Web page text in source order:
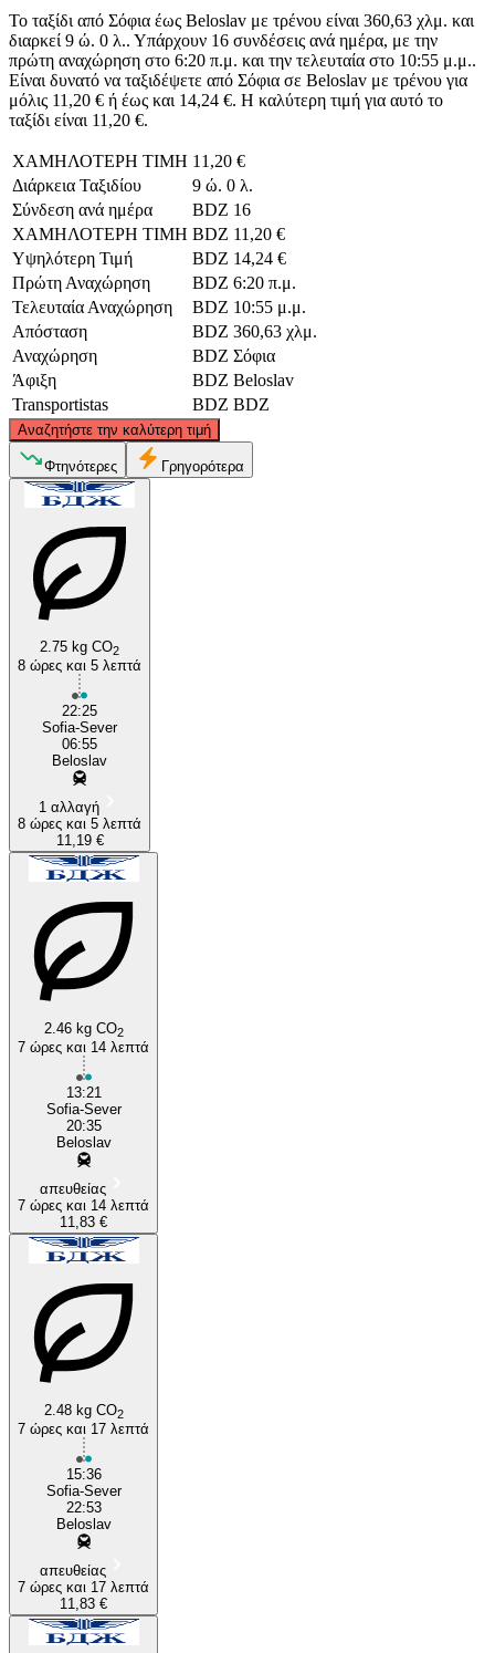
Το ταξίδι από Σόφια έως Beloslav με τρένου είναι 360,63 χλμ. και
διαρκεί 9 ώ. 0 λ.. Υπάρχουν 16 συνδέσεις ανά ημέρα, με την
πρώτη αναχώρηση στο 6:20 π.μ. και την τελευταία στο 10:55 μ.μ..
Είναι δυνατό να ταξιδέψετε από Σόφια σε Beloslav με τρένου για
μόλις 11,20 € ή έως και 14,24 €. Η καλύτερη τιμή για αυτό το
ταξίδι είναι 11,20 €.
ΧΑΜΗΛΟΤΕΡΗ ΤΙΜΗ 11,20 €
Διάρκεια Ταξιδίου
9 ώ. 0 λ.
Σύνδεση ανά ημέρα
BDZ 16
ΧΑΜΗΛΟΤΕΡΗ ΤΙΜΗ BDZ 11,20 €
Υψηλότερη Τιμή
BDZ 14,24 €
Πρώτη Αναχώρηση
BDZ 6:20 π.μ.
Τελευταία Αναχώρηση
BDZ 10:55 μ.μ.
Απόσταση
BDZ 360,63 χλμ.
Αναχώρηση
BDZ Σόφια
Άφιξη
BDZ Beloslav
Transportistas
BDZ BDZ
Αναζητήστε την καλύτερη τιμή
Sofia
©CARTO
Φτηνότερες Γρηγορότερα
2.75 kg CO2
8 ώρες και 5 λεπτά
22:25
Sofia-Sever
06:55
Beloslav
1 αλλαγή
8 ώρες και 5 λεπτά
11,19 €
2.46 kg CO2
7 ώρες και 14 λεπτά
13:21
Sofia-Sever
20:35
Beloslav
απευθείας
7 ώρες και 14 λεπτά
11,83 €
2.48 kg CO2
7 ώρες και 17 λεπτά
15:36
Sofia-Sever
22:53
Beloslav
απευθείας
7 ώρες και 17 λεπτά
11,83 €